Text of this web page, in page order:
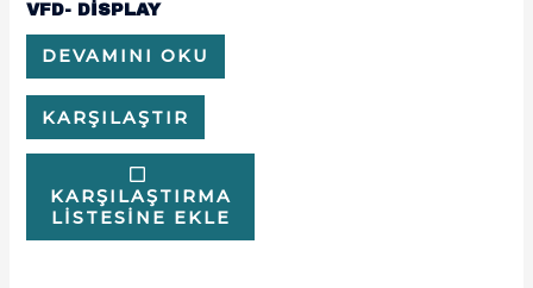
VFD- DİSPLAY
DEVAMINI OKU
KARŞILAŞTIR
KARŞILAŞTIRMA
LISTESINE EKLE